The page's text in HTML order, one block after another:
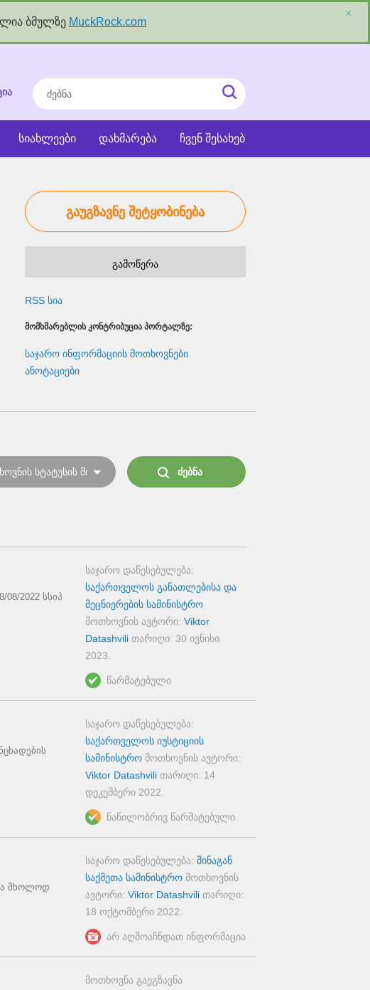
ბმულზე MuckRock.com
×
ძებნა
ძიეების
ჩატვირთვა
ჩვენ შესახებ
დახმარება
სიახლეები
გაუგზავნე შეტყობინება
გამოწერა
RSS სია
ᲛᲝᲛᲮᲛᲐᲠᲔᲑᲚᲘᲡ ᲙᲝᲜᲢᲠᲘᲑᲣᲪᲘᲐ ᲞᲝᲠᲢᲐᲚᲖᲔ:
საჯარო ინფორმაციის მოთხოვნები
ანოტაციები
2022 სსიპ
საჯარო დაწესებულება:
საქართველოს განათლებისა და
მეცნიერების სამინისტრო
მოთხოვნის ავტორი: Viktor
Datashvili თარიღი: 30 ივნისი
2023
წარმატებული
საჯარო დაწესებულება:
საქართველოს იუსტიციის
სამინისტრო მოთხოვნის ავტორი:
Viktor Datashvili თარიღი: 14
დეკემბერი 2022
ნაწილობრივ წარმატებული
მხოლოდ
საჯარო დაწესებულება: შინაგან
საქმეთა სამინისტრო მოთხოვნის
ავტორი: Viktor Datashvili თარიღი:
18 ოქტომბერი 2022
არ აღმოაჩნდათ ინფორმაცია
მოთხოვნა გაეგზავნა